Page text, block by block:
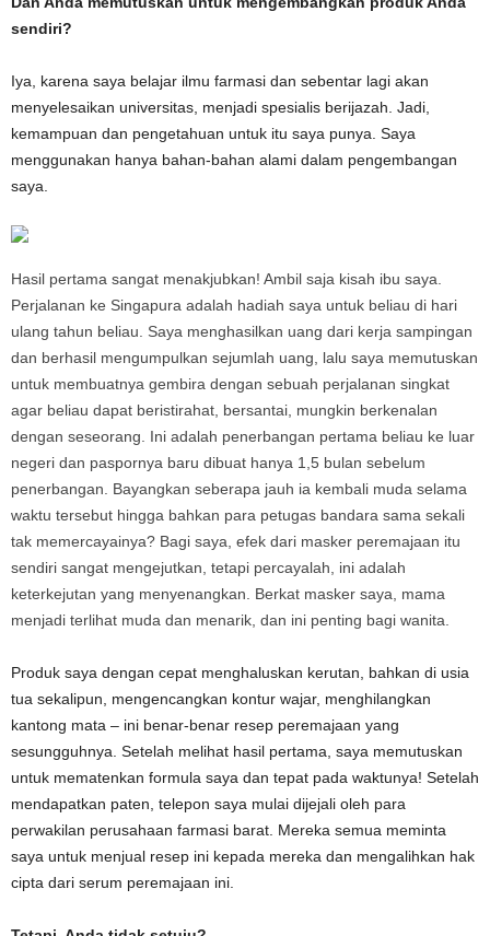
sendiri?
Iya, karena saya belajar ilmu farmasi dan sebentar lagi akan
menyelesaikan universitas, menjadi spesialis berijazah. Jadi,
kemampuan dan pengetahuan untuk itu saya punya. Saya
menggunakan hanya bahan-bahan alami dalam pengembangan
saya.
Hasil pertama sangat menakjubkan! Ambil saja kisah ibu saya.
Perjalanan ke Singapura adalah hadiah saya untuk beliau di hari
ulang tahun beliau. Saya menghasilkan uang dari kerja sampingan
dan berhasil mengumpulkan sejumlah uang, lalu saya memutuskan
untuk membuatnya gembira dengan sebuah perjalanan singkat
agar beliau dapat beristirahat, bersantai, mungkin berkenalan
dengan seseorang. Ini adalah penerbangan pertama beliau ke luar
negeri dan paspornya baru dibuat hanya 1,5 bulan sebelum
penerbangan. Bayangkan seberapa jauh ia kembali muda selama
waktu tersebut hingga bahkan para petugas bandara sama sekali
tak memercayainya? Bagi saya, efek dari masker peremajaan itu
sendiri sangat mengejutkan, tetapi percayalah, ini adalah
keterkejutan yang menyenangkan. Berkat masker saya, mama
menjadi terlihat muda dan menarik, dan ini penting bagi wanita.
Produk saya dengan cepat menghaluskan kerutan, bahkan di usia
tua sekalipun, mengencangkan kontur wajar, menghilangkan
kantong mata – ini benar-benar resep peremajaan yang
sesungguhnya. Setelah melihat hasil pertama, saya memutuskan
untuk mematenkan formula saya dan tepat pada waktunya! Setelah
mendapatkan paten, telepon saya mulai dijejali oleh para
perwakilan perusahaan farmasi barat. Mereka semua meminta
saya untuk menjual resep ini kepada mereka dan mengalihkan hak
cipta dari serum peremajaan ini.